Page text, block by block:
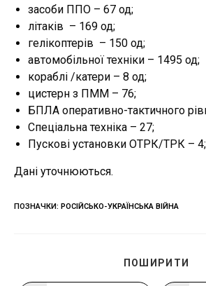
засоби ППО – 67 од;
літаків – 169 од;
гелікоптерів – 150 од;
автомобільної техніки – 1495 од;
кораблі /катери – 8 од;
цистерн з ПММ – 76;
БПЛА оперативно-тактичного
Спеціальна техніка – 27;
Пускові установки ОТРК/ТРК – 4;
Дані уточнюються.
ПОЗНАЧКИ: РОСІЙСЬКО-УКРАЇНСЬКА ВІЙНА
ПОШИРИТИ